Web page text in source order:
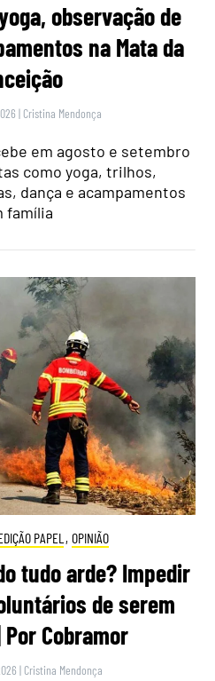
observação de
na Mata da
| Cristina Mendonça
em agosto e setembro
como yoga, trilhos,
dança e acampamentos
família
PAPEL , OPINIÃO
tudo arde? Impedir
de serem
Cobramor
| Cristina Mendonça